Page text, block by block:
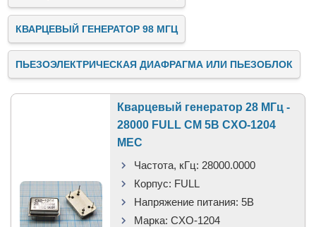
КВАРЦЕВЫЙ ГЕНЕРАТОР 98 МГЦ
ПЬЕЗОЭЛЕКТРИЧЕСКАЯ ДИАФРАГМА ИЛИ ПЬЕЗОБЛОК
Кварцевый генератор 28 МГц -
28000 FULL CM 5В CXO-1204
MEC
Частота, кГц: 28000.0000
Корпус: FULL
Напряжение питания: 5В
Марка: CXO-1204